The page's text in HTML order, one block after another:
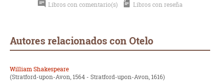
Libros con comentario(s) Libros con reseña
Autores relacionados con Otelo
William Shakespeare
(Stratford-upon-Avon, 1564 - Stratford-upon-Avon, 1616)